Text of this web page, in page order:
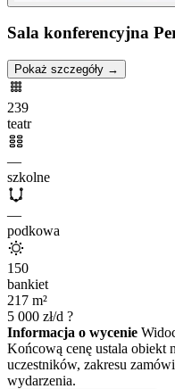
Sala konferencyjna
Pokaż szczegóły →
239
teatr
—
szkolne
—
podkowa
150
bankiet
217 m²
5 000 zł/d ?
Informacja o wycenie
Końcową cenę ustala obiekt
uczestników, zakresu
wydarzenia.